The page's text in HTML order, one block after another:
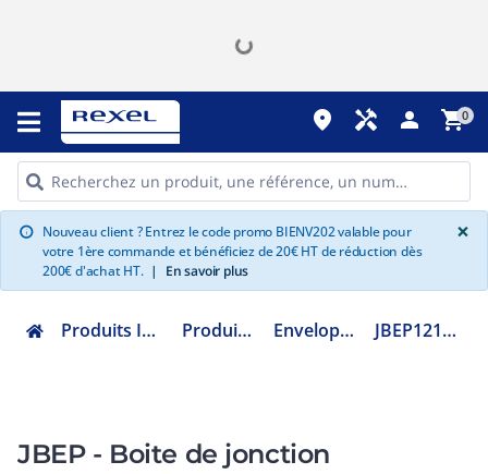
place handyman person shopping_cart0
info Nouveau client ? Entrez le code promo BIENV202 valable pour
votre 1ère commande et bénéficiez de 20€ HT de réduction dès
200€ d'achat HT. | En savoir plus
×
Produits Industriels Produits ATEX Enveloppe ATEX JBEP121209AE47
JBEP - Boite de jonction